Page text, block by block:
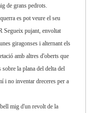
de grans pedrots.
es pot veure el seu
Segueix pujant, envoltat
giragonses i alternant els
amb altres d'oberts que
la plana del delta del
i no inventar dreceres per a
mig d'un revolt de la